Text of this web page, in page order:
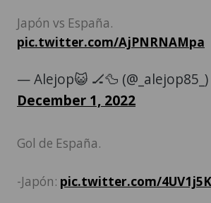
Japón vs España.
pic.twitter.com/AjPNRNAMpa
— Alejop😺 🏒🦆 (@_alejop85_)
December 1, 2022
Gol de España.
-Japón: pic.twitter.com/